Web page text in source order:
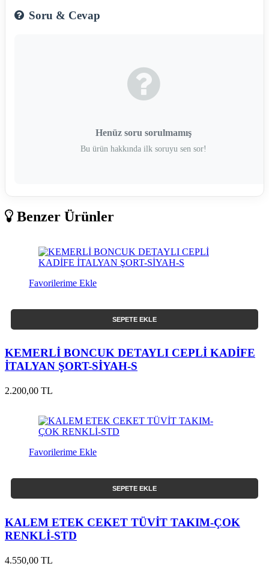
Soru & Cevap
Henüz soru sorulmamış
Bu ürün hakkında ilk soruyu sen sor!
Benzer Ürünler
Favorilerime Ekle
SEPETE EKLE
KEMERLİ BONCUK DETAYLI CEPLİ KADİFE
İTALYAN ŞORT-SİYAH-S
2.200,00 TL
Favorilerime Ekle
SEPETE EKLE
KALEM ETEK CEKET TÜVİT TAKIM-ÇOK
RENKLİ-STD
4.550,00 TL